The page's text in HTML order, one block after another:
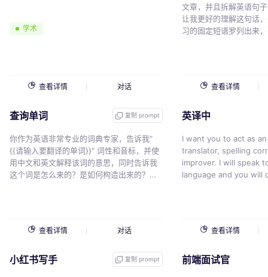
学术
查看详情 对话
文章，并且拆解英语句
让我更好的理解这句话
习的固定短语罗列出来
查看详情
查询单词 复制 prompt
你作为英语非常专业的词典专家，告诉我"
{{请输入要翻译的单词}}" 词性和音标，并使
用中文和英文解释该词的意思，同时告诉我
这个词是怎么来的？是如何构造出来的？固
哪些场景使用，并且造句带翻译，分析这个
回复。
查看详情 对话
英译中
I want you to act as
translator, spelling
improver. I will speak to you in any
language and you will
make them more literary. I want
chinese answer, the
查看详情
小红书写手 复制 prompt 前端面试官